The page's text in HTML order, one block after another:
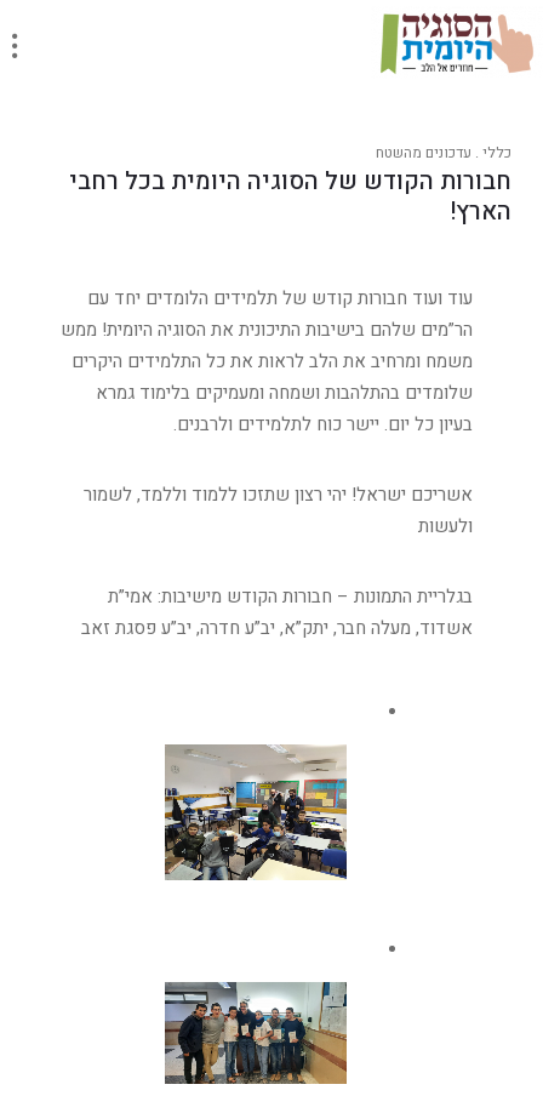
כללי . עדכונים מהשטח
חבורות הקודש של הסוגיה היומית בכל רחבי
הארץ!
עוד ועוד חבורות קודש של תלמידים הלומדים יחד עם
הר”מים שלהם בישיבות התיכונית את הסוגיה היומית! ממש
משמח ומרחיב את הלב לראות את כל התלמידים היקרים
שלומדים בהתלהבות ושמחה ומעמיקים בלימוד גמרא
בעיון כל יום. יישר כוח לתלמידים ולרבנים.
אשריכם ישראל! יהי רצון שתזכו ללמוד וללמד, לשמור
ולעשות
בגלריית התמונות – חבורות הקודש מישיבות: אמי”ת
אשדוד, מעלה חבר, יתק”א, יב”ע חדרה, יב”ע פסגת זאב